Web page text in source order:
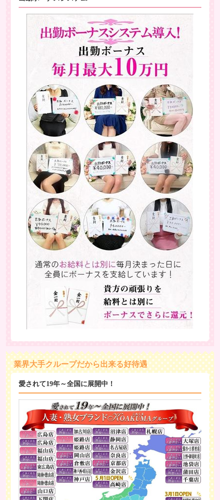
業界大手クループだから出来る好待遇
愛されて19年～全国に展開中！